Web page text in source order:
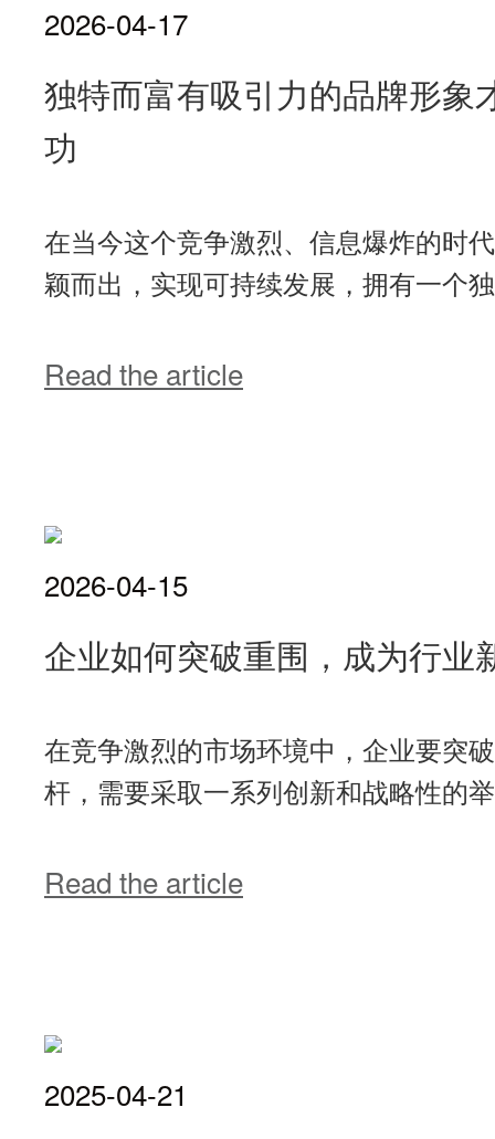
2026-04-17
独特而富有吸引力的品牌形象
功
在当今这个竞争激烈、信息爆炸的时
颖而出，实现可持续发展，拥有一个
Read the article
2026-04-15
企业如何突破重围，成为行业
在竞争激烈的市场环境中，企业要突
杆，需要采取一系列创新和战略性的
Read the article
2025-04-21